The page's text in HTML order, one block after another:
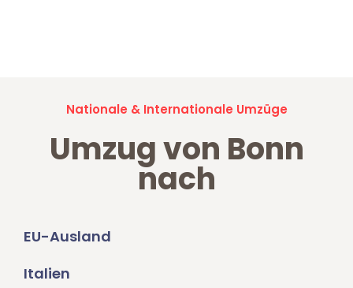
Nationale & Internationale Umzüge
Umzug von Bonn
nach
EU-Ausland
Italien